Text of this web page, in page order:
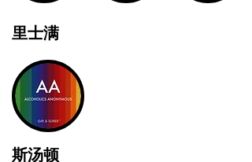
里士满
斯汤顿